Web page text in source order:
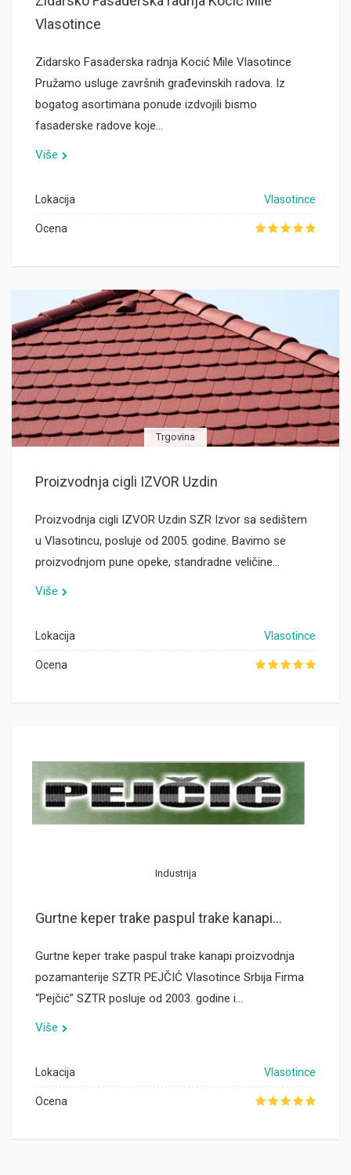
Vlasotince
Zidarsko Fasaderska radnja Kocić Mile Vlasotince
Pružamo usluge završnih građevinskih radova. Iz
bogatog asortimana ponude izdvojili bismo
fasaderske radove koje…
Više
Lokacija Vlasotince
Ocena
Trgovina
Proizvodnja cigli IZVOR Uzdin
Proizvodnja cigli IZVOR Uzdin SZR Izvor sa sedištem
u Vlasotincu, posluje od 2005. godine. Bavimo se
proizvodnjom pune opeke, standradne veličine…
Više
Lokacija Vlasotince
Ocena
Industrija
Gurtne keper trake paspul trake kanapi...
Gurtne keper trake paspul trake kanapi proizvodnja
pozamanterije SZTR PEJČIĆ Vlasotince Srbija Firma
“Pejčić” SZTR posluje od 2003. godine i…
Više
Lokacija Vlasotince
Ocena